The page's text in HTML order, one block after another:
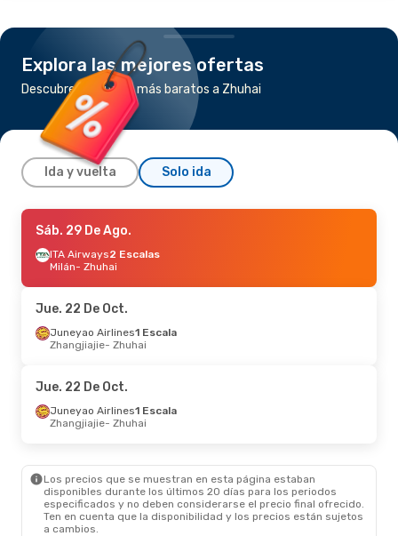
Explora las mejores ofertas
Descubre los vuelos más baratos a Zhuhai
Ida y vuelta Solo ida
Vie. 18 De Sep.- Vie. 25 De Sep.
Juneyao AirlinesDirecto
Shanghái- Zhuhai
Zhuhai- Shanghái
Jue. 10 De Sep.- Jue. 17 De Sep.
Air ChinaDirecto
Zhuhai - Shanghái
Guadalajara
Sichuan Airlines2 Escalas
Zhuhai- Guadalajara
Sáb. 29 De Ago.
ITA Airways2 Escalas
Milán- Zhuhai
Jue. 22 De Oct.
Juneyao Airlines1 Escala
Zhangjiajie- Zhuhai
Jue. 22 De Oct.
Juneyao Airlines1 Escala
Zhangjiajie- Zhuhai
Los precios que se muestran en esta página estaban
disponibles durante los últimos 20 días para los periodos
especificados y no deben considerarse el precio final ofrecido.
Ten en cuenta que la disponibilidad y los precios están sujetos
a cambios.